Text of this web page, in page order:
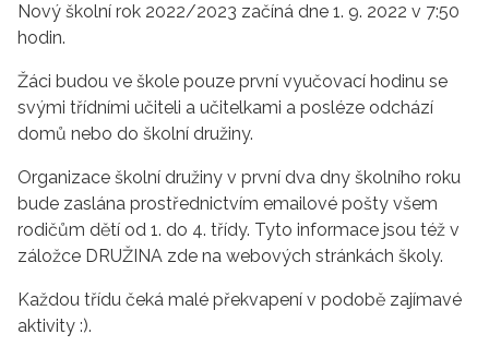
Nový školní rok 2022/2023 začíná dne 1. 9. 2022 v 7:50
hodin.
Žáci budou ve škole pouze první vyučovací hodinu se
svými třídními učiteli a učitelkami a posléze odchází
domů nebo do školní družiny.
Organizace školní družiny v první dva dny školního roku
bude zaslána prostřednictvím emailové pošty všem
rodičům dětí od 1. do 4. třídy. Tyto informace jsou též v
záložce DRUŽINA zde na webových stránkách školy.
Každou třídu čeká malé překvapení v podobě zajímavé
aktivity :).